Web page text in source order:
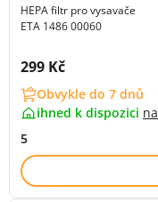
HEPA filtr pro vysavače
ETA 1486 00060
Cena s DPH:
299 Kč
Obvykle do 7 dnů
ihned k dispozici na
5